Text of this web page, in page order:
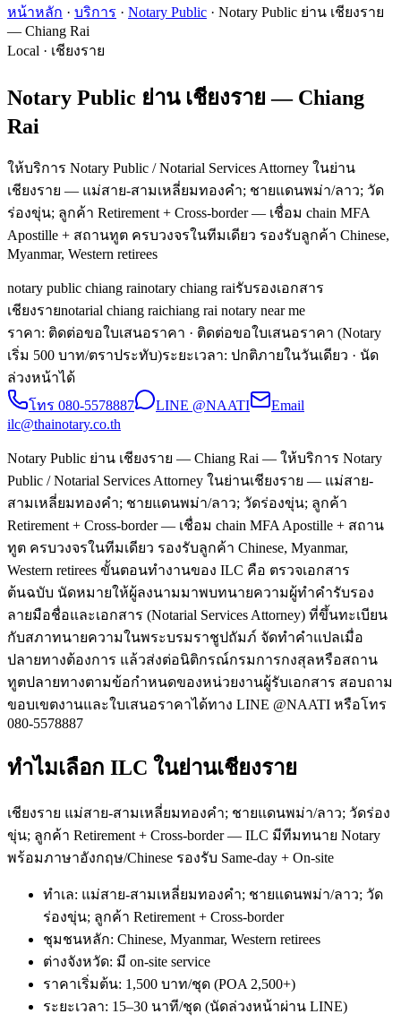
หน้าหลัก · บริการ · Notary Public · Notary Public ย่าน เชียงราย
— Chiang Rai
Local · เชียงราย
Notary Public ย่าน เชียงราย — Chiang
Rai
ให้บริการ Notary Public / Notarial Services Attorney ในย่าน
เชียงราย — แม่สาย-สามเหลี่ยมทองคำ; ชายแดนพม่า/ลาว; วัด
ร่องขุ่น; ลูกค้า Retirement + Cross-border — เชื่อม chain MFA
Apostille + สถานทูต ครบวงจรในทีมเดียว รองรับลูกค้า Chinese,
Myanmar, Western retirees
notary public chiang rainotary chiang raiรับรองเอกสาร
เชียงรายnotarial chiang raichiang rai notary near me
ราคา: ติดต่อขอใบเสนอราคา · ติดต่อขอใบเสนอราคา (Notary
เริ่ม 500 บาท/ตราประทับ)ระยะเวลา: ปกติภายในวันเดียว · นัด
ล่วงหน้าได้
โทร 080-5578887 LINE @NAATI
Email
ilc@thainotary.co.th
Notary Public ย่าน เชียงราย — Chiang Rai — ให้บริการ Notary
Public / Notarial Services Attorney ในย่านเชียงราย — แม่สาย-
สามเหลี่ยมทองคำ; ชายแดนพม่า/ลาว; วัดร่องขุ่น; ลูกค้า
Retirement + Cross-border — เชื่อม chain MFA Apostille + สถาน
ทูต ครบวงจรในทีมเดียว รองรับลูกค้า Chinese, Myanmar,
Western retirees ขั้นตอนทำงานของ ILC คือ ตรวจเอกสาร
ต้นฉบับ นัดหมายให้ผู้ลงนามมาพบทนายความผู้ทำคำรับรอง
ลายมือชื่อและเอกสาร (Notarial Services Attorney) ที่ขึ้นทะเบียน
กับสภาทนายความในพระบรมราชูปถัมภ์ จัดทำคำแปลเมื่อ
ปลายทางต้องการ แล้วส่งต่อนิติกรณ์กรมการกงสุลหรือสถาน
ทูตปลายทางตามข้อกำหนดของหน่วยงานผู้รับเอกสาร สอบถาม
ขอบเขตงานและใบเสนอราคาได้ทาง LINE @NAATI หรือโทร
080-5578887
ทำไมเลือก ILC ในย่านเชียงราย
เชียงราย แม่สาย-สามเหลี่ยมทองคำ; ชายแดนพม่า/ลาว; วัดร่อง
ขุ่น; ลูกค้า Retirement + Cross-border — ILC มีทีมทนาย Notary
พร้อมภาษาอังกฤษ/Chinese รองรับ Same-day + On-site
ทำเล: แม่สาย-สามเหลี่ยมทองคำ; ชายแดนพม่า/ลาว; วัด
ร่องขุ่น; ลูกค้า Retirement + Cross-border
ชุมชนหลัก: Chinese, Myanmar, Western retirees
ต่างจังหวัด: มี on-site service
ราคาเริ่มต้น: 1,500 บาท/ชุด (POA 2,500+)
ระยะเวลา: 15–30 นาที/ชุด (นัดล่วงหน้าผ่าน LINE)